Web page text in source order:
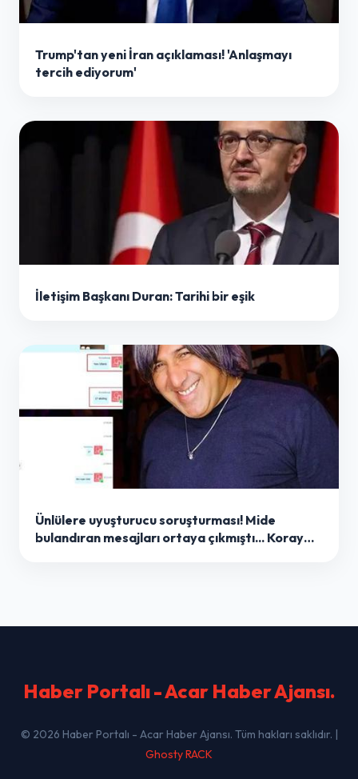
Trump'tan yeni İran açıklaması! 'Anlaşmayı
tercih ediyorum'
İletişim Başkanı Duran: Tarihi bir eşik
Ünlülere uyuşturucu soruşturması! Mide
bulandıran mesajları ortaya çıkmıştı... Koray
Haber Portalı - Acar Haber Ajansı.
© 2026 Haber Portalı - Acar Haber Ajansı. Tüm hakları saklıdır. |
Ghosty RACK